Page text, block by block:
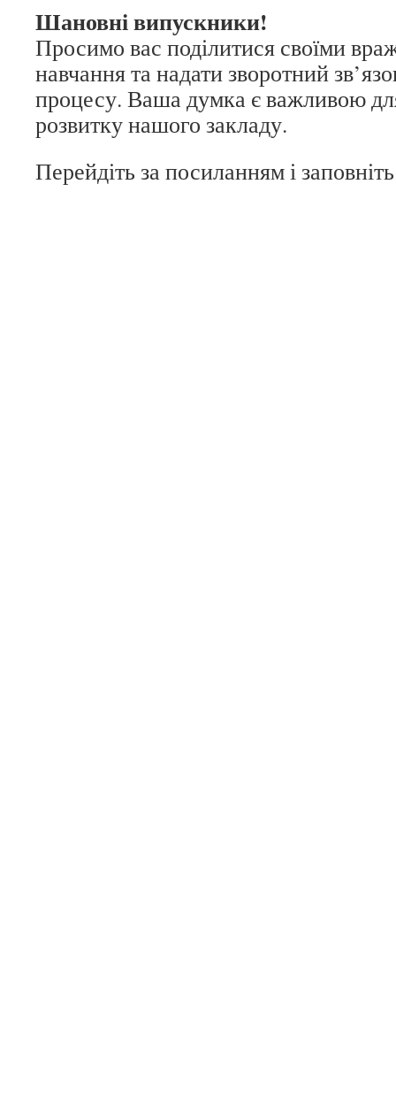
Шановні випускники!
Просимо вас поділитися своїми
навчання та надати зворотний
процесу. Ваша думка є важливою
розвитку нашого закладу.
Перейдіть за посиланням і